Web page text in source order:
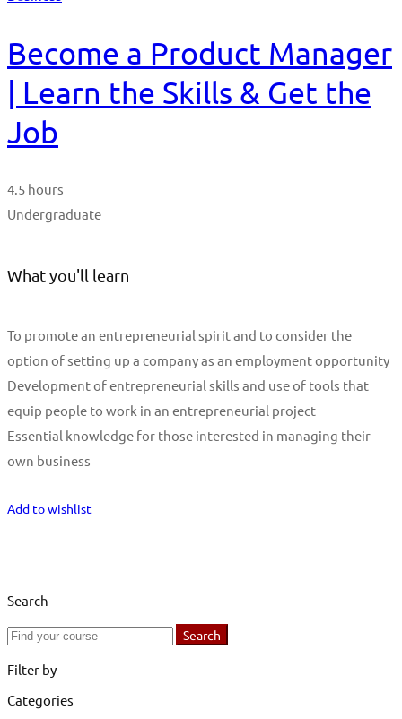
Become a Product Manager
| Learn the Skills & Get the
Job
4.5 hours
Undergraduate
What you'll learn
To promote an entrepreneurial spirit and to consider the
option of setting up a company as an employment opportunity
Development of entrepreneurial skills and use of tools that
equip people to work in an entrepreneurial project
Essential knowledge for those interested in managing their
own business
Add to wishlist
Search
Search
Search
Filter by
Categories